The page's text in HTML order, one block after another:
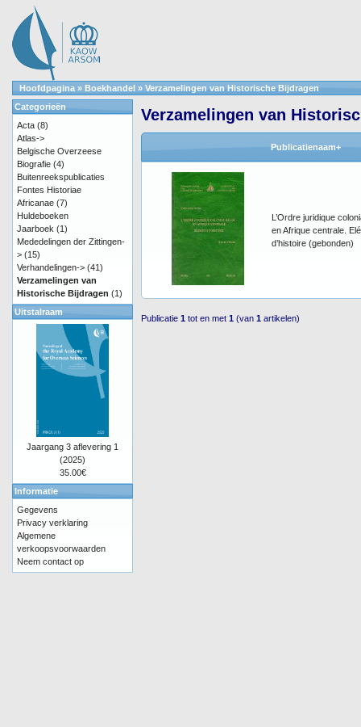
Hoofdpagina » Boekhandel » Verzamelingen van Historische Bijdragen
Verzamelingen van
Publicatienaam+
L’Ordre juridique
en Afrique centrale.
d’histoire (gebonden)
Publicatie 1 tot en met 1 (van 1 artikelen)
Categorieën
Acta (8)
Atlas->
Belgische Overzeese
Biografie (4)
Buitenreekspublicaties
Fontes Historiae
Africanae (7)
Huldeboeken
Jaarboek (1)
Mededelingen der Zittingen-
> (15)
Verhandelingen-> (41)
Verzamelingen van
Historische Bijdragen (1)
Uitstalraam
Jaargang 3 aflevering 1
(2025)
35.00€
Informatie
Gegevens
Privacy verklaring
Algemene
verkoopsvoorwaarden
Neem contact op